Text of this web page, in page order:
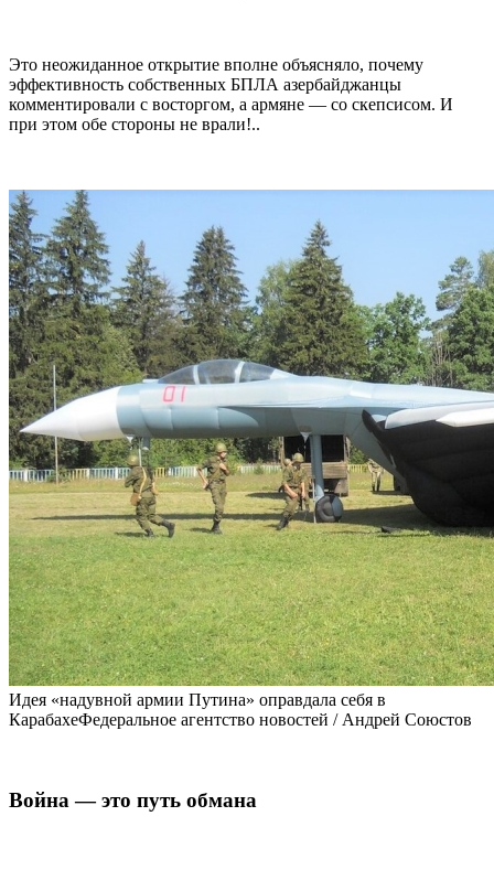
Это неожиданное открытие вполне объясняло, почему
эффективность собственных БПЛА азербайджанцы
комментировали с восторгом, а армяне — со скепсисом. И
при этом обе стороны не врали!..
Идея «надувной армии Путина» оправдала себя в
КарабахеФедеральное агентство новостей / Андрей Союстов
Война — это путь обмана